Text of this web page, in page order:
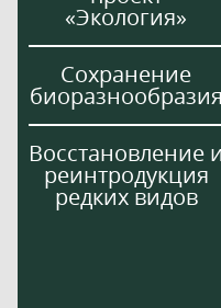
«Экология»
Сохранение
Восстановление
реинтродукция
редких видов